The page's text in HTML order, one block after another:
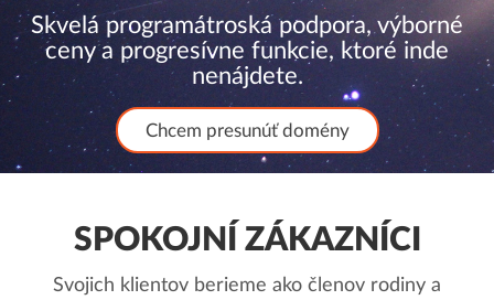
Skvelá programátroská podpora, výborné
ceny a progresívne funkcie, ktoré inde
nenájdete.
Chcem presunúť domény
SPOKOJNÍ ZÁKAZNÍCI
Svojich klientov berieme ako členov rodiny a